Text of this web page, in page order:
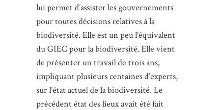
lui permet d’assister les gouvernements
pour toutes décisions relatives à la
biodiversité. Elle est un peu l’équivalent
du GIEC pour la biodiversité. Elle vient
de présenter un travail de trois ans,
impliquant plusieurs centaines d’experts,
sur l’état actuel de la biodiversité. Le
précédent état des lieux avait été fait